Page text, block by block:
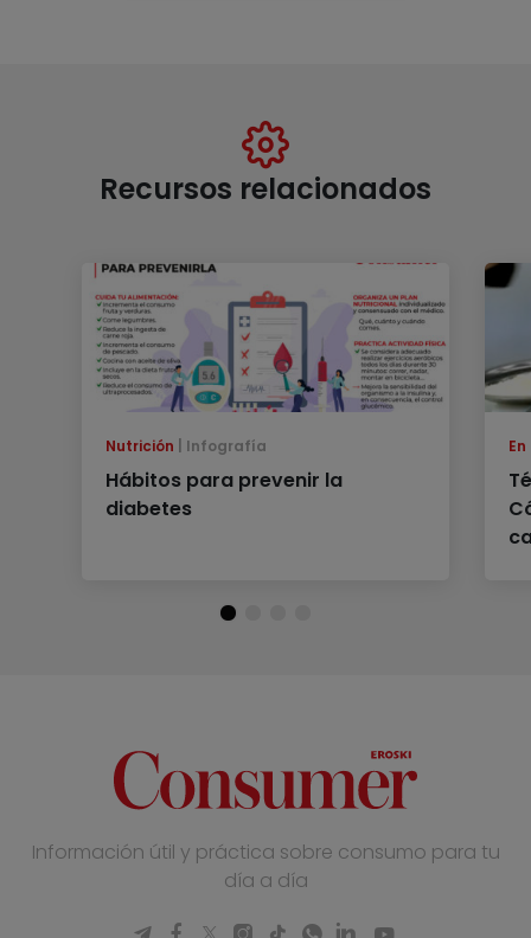
Recursos relacionados
Nutrición Infografía
Hábitos para prevenir la
diabetes
Información útil y práctica sobre consumo para tu
día a día